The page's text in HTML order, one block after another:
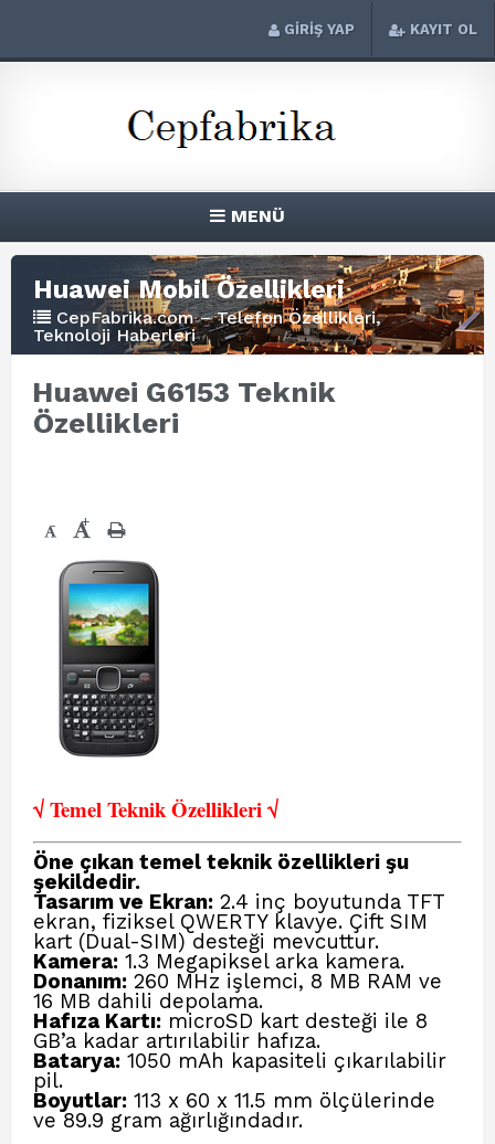
GİRİŞ YAP KAYIT OL
MENÜ
Huawei Mobil Özellikleri
CepFabrika.com – Telefon Özellikleri,
Teknoloji Haberleri
Huawei G6153 Teknik
Özellikleri
- +
√ Temel Teknik Özellikleri √
Öne çıkan temel teknik özellikleri şu
şekildedir.
Tasarım ve Ekran: 2.4 inç boyutunda TFT
ekran, fiziksel QWERTY klavye. Çift SIM
kart (Dual-SIM) desteği mevcuttur.
Kamera: 1.3 Megapiksel arka kamera.
Donanım: 260 MHz işlemci, 8 MB RAM ve
16 MB dahili depolama.
Hafıza Kartı: microSD kart desteği ile 8
GB’a kadar artırılabilir hafıza.
Batarya: 1050 mAh kapasiteli çıkarılabilir
pil.
Boyutlar: 113 x 60 x 11.5 mm ölçülerinde
ve 89.9 gram ağırlığındadır.